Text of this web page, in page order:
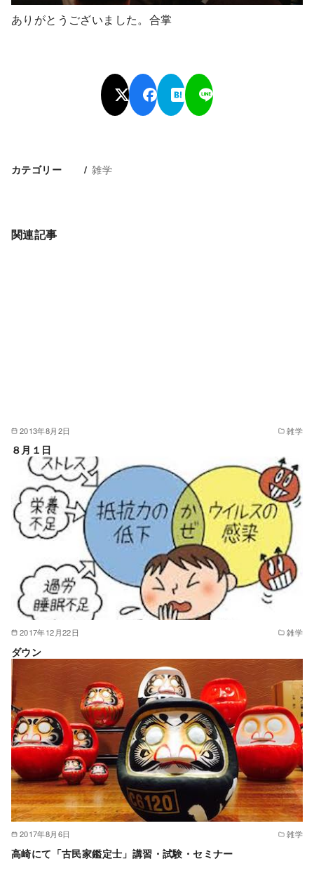
ありがとうございました。合掌
カテゴリー 雑学
関連記事
2013年8月2日 雑学
８月１日
2017年12月22日 雑学
ダウン
2017年8月6日 雑学
高崎にて「古民家鑑定士」講習・試験・セミナー